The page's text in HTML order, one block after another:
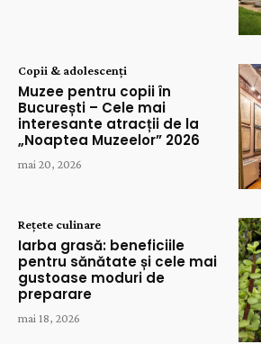
Copii & adolescenți
Muzee pentru copii în
București – Cele mai
interesante atracții de la
„Noaptea Muzeelor” 2026
mai 20, 2026
Rețete culinare
Iarba grasă: beneficiile
pentru sănătate și cele mai
gustoase moduri de
preparare
mai 18, 2026